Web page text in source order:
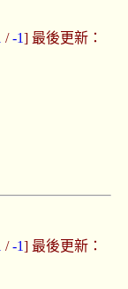
/-1] 最後更新：
/-1] 最後更新：